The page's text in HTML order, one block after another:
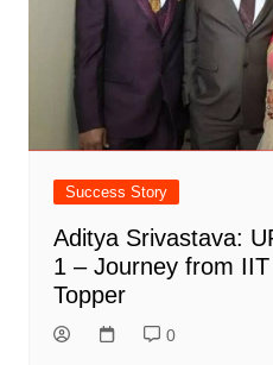
Success Story
Aditya Srivastava:
1 – Journey from
Topper
0